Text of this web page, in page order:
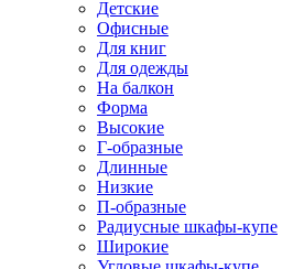
Детские
Офисные
Для книг
Для одежды
На балкон
Форма
Высокие
Г-образные
Длинные
Низкие
П-образные
Радиусные шкафы-купе
Широкие